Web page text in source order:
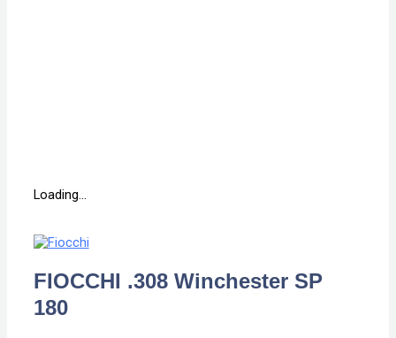
Loading...
FIOCCHI .308 Winchester SP
180